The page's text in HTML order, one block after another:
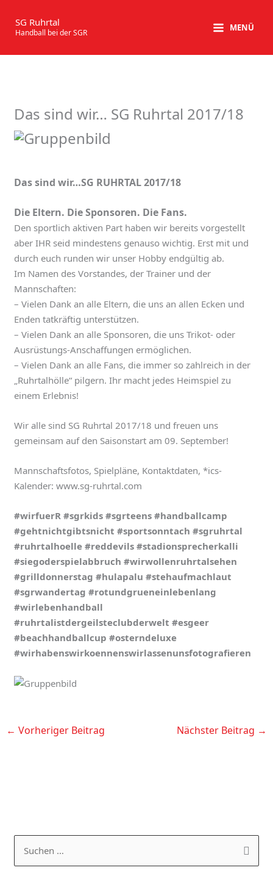
Inhalt
springen
SG Ruhrtal
Handball bei der SGR MENÜ
Das sind wir… SG Ruhrtal 2017/18
Das sind wir…SG RUHRTAL 2017/18
Die Eltern. Die Sponsoren. Die Fans.
Den sportlich aktiven Part haben wir bereits vorgestellt
aber IHR seid mindestens genauso wichtig. Erst mit und
durch euch runden wir unser Hobby endgültig ab.
Im Namen des Vorstandes, der Trainer und der
Mannschaften:
– Vielen Dank an alle Eltern, die uns an allen Ecken und
Enden tatkräftig unterstützen.
– Vielen Dank an alle Sponsoren, die uns Trikot- oder
Ausrüstungs-Anschaffungen ermöglichen.
– Vielen Dank an alle Fans, die immer so zahlreich in der
„Ruhrtalhölle“ pilgern. Ihr macht jedes Heimspiel zu
einem Erlebnis!
Wir alle sind SG Ruhrtal 2017/18 und freuen uns
gemeinsam auf den Saisonstart am 09. September!
Mannschaftsfotos, Spielpläne, Kontaktdaten, *ics-
Kalender: www.sg-ruhrtal.com
#wirfuerR #sgrkids #sgrteens #handballcamp
#gehtnichtgibtsnicht #sportsonntach #sgruhrtal
#ruhrtalhoelle #reddevils #stadionsprecherkalli
#siegoderspielabbruch #wirwollenruhrtalsehen
#grilldonnerstag #hulapalu #stehaufmachlaut
#sgrwandertag #rotundgrueneinlebenlang
#wirlebenhandball
#ruhrtalistdergeilsteclubderwelt #esgeer
#beachhandballcup #osterndeluxe
#wirhabenswirkoennenswirlassenunsfotografieren
← Vorheriger Beitrag Nächster Beitrag →
tC